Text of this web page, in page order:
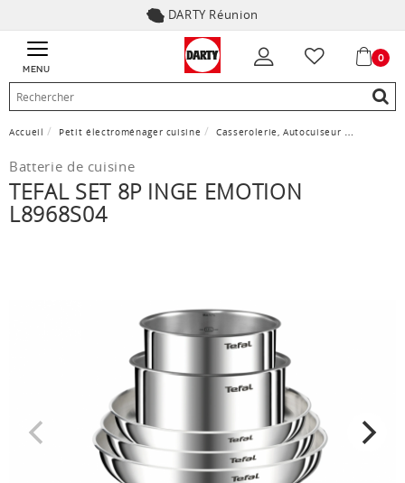
DARTY Réunion
MENU
0
Accueil Petit électroménager cuisine Casserolerie, Autocuiseur
Batterie de cuisine
TEFAL SET 8P INGE EMOTION
L8968S04